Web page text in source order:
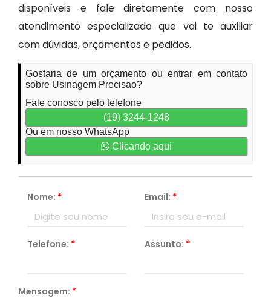
disponíveis e fale diretamente com nosso
atendimento especializado que vai te auxiliar
com dúvidas, orçamentos e pedidos.
Gostaria de um orçamento ou entrar em contato
sobre Usinagem Precisao?
Fale conosco pelo telefone
(19) 3244-1248
Ou em nosso WhatsApp
Clicando aqui
Nome: * Email: *
Telefone: * Assunto: *
Mensagem: *